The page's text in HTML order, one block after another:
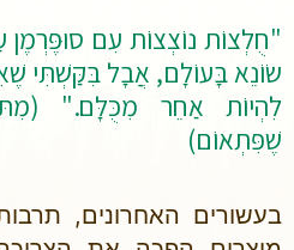
"חֻלְצוֹת נוֹצְצוֹת עִם
שׂוֹנֵא בָּעוֹלָם, אֲבָל בִּקַּשְׁתִּי
לִהְיוֹת אַחֵר מִכֻּלָּם."
שֶׁפִּתְאוֹם)
בעשורים האחרונים,